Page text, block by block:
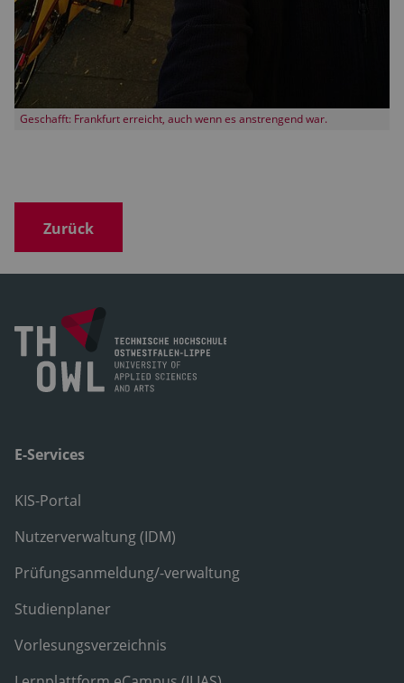
Geschafft: Frankfurt erreicht, auch wenn es anstrengend war.
Zurück
E-Services
KIS-Portal
Nutzerverwaltung (IDM)
Prüfungsanmeldung/-verwaltung
Studienplaner
Vorlesungsverzeichnis